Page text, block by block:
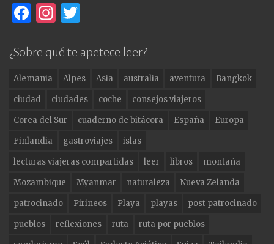
F
c
e
b
o
o
k
In
a
g
ra
m
it
te
r
¿Sobre qué te apetece leer?
Alemania Alpes Asia australia aventura
Bangkok
ciudad
ciudades coche
consejos viajeros
Corea del Sur
cuaderno de bitácora España
Europa
Finlandia
gastroviajes
islas
lecturas viajeras compartidas
leer libros
montaña
Mozambique
Myanmar naturaleza
Nueva Zelanda
patrocinado
Pirineos Playa playas
post patrocinado
pueblos
reflexiones ruta
ruta por pueblos